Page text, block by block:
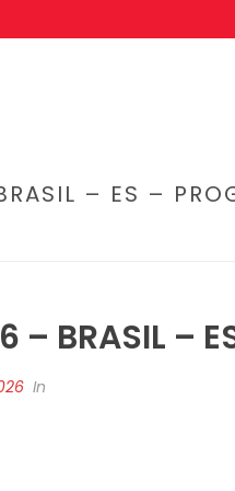
– ES –
– BRASIL –
In